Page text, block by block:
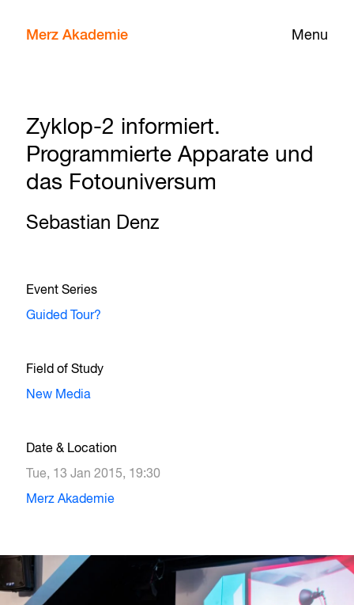
Menu
Merz Akademie
Zyklop-2 informiert.
Programmierte Apparate und
das Fotouniversum
Sebastian Denz
Event Series
Guided Tour?
Field of Study
New Media
Date & Location
Tue, 13 Jan 2015, 19:30
Merz Akademie